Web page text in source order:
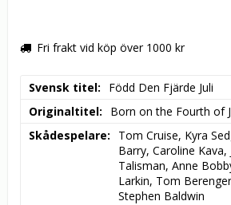
Fri frakt vid köp över 1000 kr
Svensk titel
Född Den Fjärde Juli
Originaltitel
Born on the Fourth of
Skådespelare
Tom Cruise, Kyra
Barry, Caroline Kava,
Talisman, Anne
Larkin, Tom
Stephen Baldwin